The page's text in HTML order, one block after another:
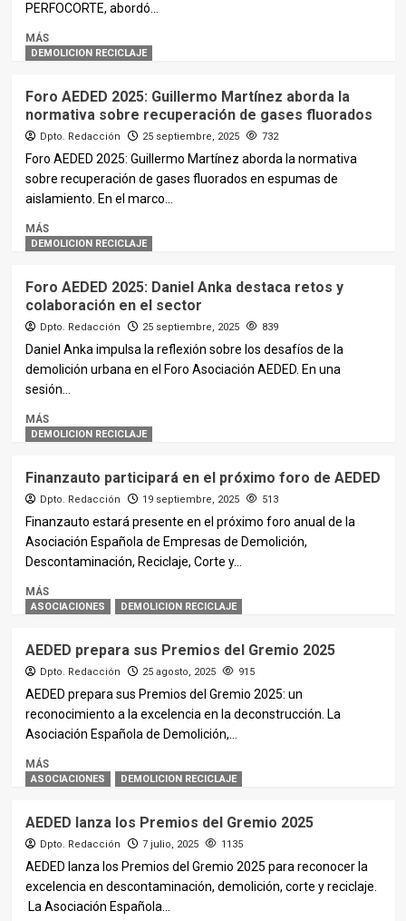
PERFOCORTE, abordó...
MÁS
DEMOLICION RECICLAJE
Foro AEDED 2025: Guillermo Martínez aborda la
normativa sobre recuperación de gases fluorados
Dpto. Redacción 25 septiembre, 2025 732
Foro AEDED 2025: Guillermo Martínez aborda la normativa
sobre recuperación de gases fluorados en espumas de
aislamiento. En el marco...
MÁS
DEMOLICION RECICLAJE
Foro AEDED 2025: Daniel Anka destaca retos y
colaboración en el sector
Dpto. Redacción 25 septiembre, 2025 839
Daniel Anka impulsa la reflexión sobre los desafíos de la
demolición urbana en el Foro Asociación AEDED. En una
sesión...
MÁS
DEMOLICION RECICLAJE
Finanzauto participará en el próximo foro de AEDED
Dpto. Redacción 19 septiembre, 2025 513
Finanzauto estará presente en el próximo foro anual de la
Asociación Española de Empresas de Demolición,
Descontaminación, Reciclaje, Corte y...
MÁS
ASOCIACIONES DEMOLICION RECICLAJE
AEDED prepara sus Premios del Gremio 2025
Dpto. Redacción 25 agosto, 2025 915
AEDED prepara sus Premios del Gremio 2025: un
reconocimiento a la excelencia en la deconstrucción. La
Asociación Española de Demolición,...
MÁS
ASOCIACIONES DEMOLICION RECICLAJE
AEDED lanza los Premios del Gremio 2025
Dpto. Redacción 7 julio, 2025 1135
AEDED lanza los Premios del Gremio 2025 para reconocer la
excelencia en descontaminación, demolición, corte y reciclaje.
La Asociación Española...